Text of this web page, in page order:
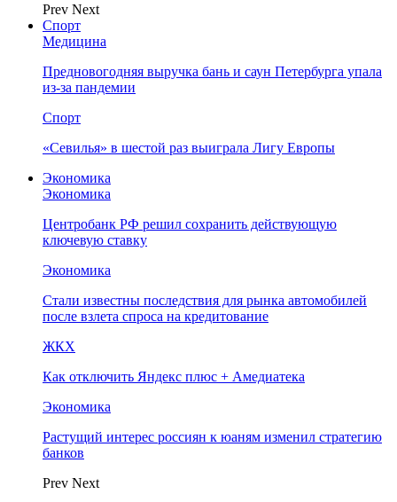
Prev Next
Спорт
Медицина
Предновогодняя выручка бань и саун Петербурга упала
из-за пандемии
Спорт
«Севилья» в шестой раз выиграла Лигу Европы
Экономика
Экономика
Центробанк РФ решил сохранить действующую
ключевую ставку
Экономика
Стали известны последствия для рынка автомобилей
после взлета спроса на кредитование
ЖКХ
Как отключить Яндекс плюс + Амедиатека
Экономика
Растущий интерес россиян к юаням изменил стратегию
банков
Prev Next